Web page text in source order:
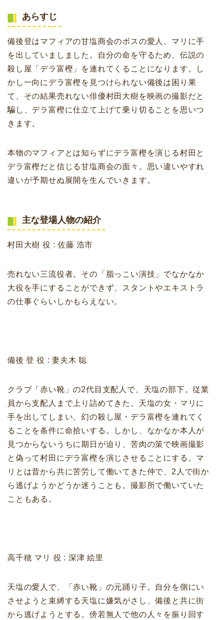
あらすじ
備後登はマフィアの甘塩商会のボスの愛人、マリに手
を出していましました。自分の命を守るため、伝説の
殺し屋「デラ富樫」を連れてくることになります。し
かし一向にデラ富樫を見つけられない備後は困り果
て、その結果売れない俳優村田大樹を映画の撮影だと
騙し、デラ富樫に仕立て上げて乗り切ることを思いつ
きます。
本物のマフィアとは知らずにデラ富樫を演じる村田と
デラ富樫だと信じる甘塩商会の面々。思い違いやすれ
違いが予期せぬ展開を生んでいきます。
主な登場人物の紹介
村田大樹 役 : 佐藤 浩市
売れない三流役者。その「脂っこい演技」でなかなか
大役を手にすることができず、スタントやエキストラ
の仕事ぐらいしかもらえない。
備後 登 役 : 妻夫木 聡
クラブ「赤い靴」の2代目支配人で、天塩の部下。従業
員から支配人まで上り詰めてきた。天塩の女・マリに
手を出してしまい、幻の殺し屋・デラ富樫を連れてく
ることを条件に命拾いする。しかし、なかなか本人が
見つからないうちに期日が迫り、苦肉の策で映画撮影
と偽って村田にデラ富樫を演じさせることにする。マ
リとは昔から共に苦労して働いてきた仲で、2人で街か
ら逃げようかどうか迷うことも。撮影所で働いていた
こともある。
高千穂 マリ 役 : 深津 絵里
天塩の愛人で、「赤い靴」の元踊り子。自分を側にい
させようと束縛する天塩に嫌気がさし、備後と共に街
から逃げようとする。傍若無人で他の人々を振り回す